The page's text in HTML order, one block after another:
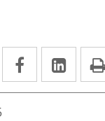
Facebook
Enlace
a
a